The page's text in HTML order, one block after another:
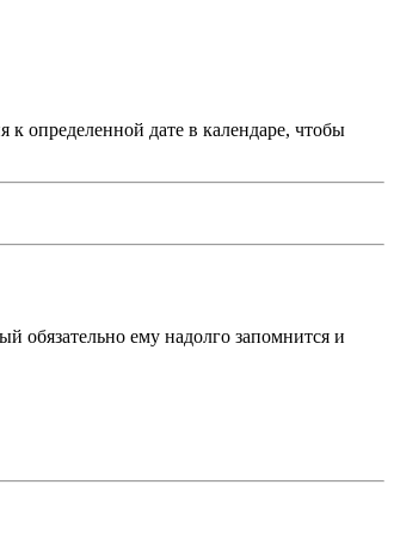
определенной дате в календаре, чтобы
обязательно ему надолго запомнится и